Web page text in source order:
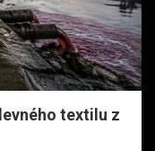
textilu z